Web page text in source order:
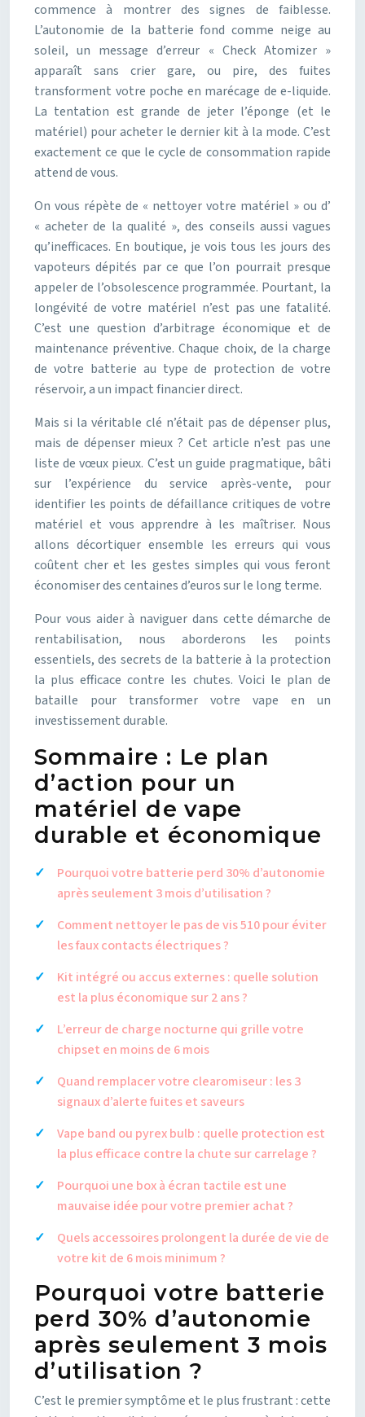
commence à montrer des signes de faiblesse.
L’autonomie de la batterie fond comme neige au
soleil, un message d’erreur « Check Atomizer »
apparaît sans crier gare, ou pire, des fuites
transforment votre poche en marécage de e-liquide.
La tentation est grande de jeter l’éponge (et le
matériel) pour acheter le dernier kit à la mode. C’est
exactement ce que le cycle de consommation rapide
attend de vous.
On vous répète de « nettoyer votre matériel » ou d’
« acheter de la qualité », des conseils aussi vagues
qu’inefficaces. En boutique, je vois tous les jours des
vapoteurs dépités par ce que l’on pourrait presque
appeler de l’obsolescence programmée. Pourtant, la
longévité de votre matériel n’est pas une fatalité.
C’est une question d’arbitrage économique et de
maintenance préventive. Chaque choix, de la charge
de votre batterie au type de protection de votre
réservoir, a un impact financier direct.
Mais si la véritable clé n’était pas de dépenser plus,
mais de dépenser mieux ? Cet article n’est pas une
liste de vœux pieux. C’est un guide pragmatique, bâti
sur l’expérience du service après-vente, pour
identifier les points de défaillance critiques de votre
matériel et vous apprendre à les maîtriser. Nous
allons décortiquer ensemble les erreurs qui vous
coûtent cher et les gestes simples qui vous feront
économiser des centaines d’euros sur le long terme.
Pour vous aider à naviguer dans cette démarche de
rentabilisation, nous aborderons les points
essentiels, des secrets de la batterie à la protection
la plus efficace contre les chutes. Voici le plan de
bataille pour transformer votre vape en un
investissement durable.
Sommaire : Le plan
d’action pour un
matériel de vape
durable et économique
Pourquoi votre batterie perd 30% d’autonomie
après seulement 3 mois d’utilisation ?
Comment nettoyer le pas de vis 510 pour éviter
les faux contacts électriques ?
Kit intégré ou accus externes : quelle solution
est la plus économique sur 2 ans ?
L’erreur de charge nocturne qui grille votre
chipset en moins de 6 mois
Quand remplacer votre clearomiseur : les 3
signaux d’alerte fuites et saveurs
Vape band ou pyrex bulb : quelle protection est
la plus efficace contre la chute sur carrelage ?
Pourquoi une box à écran tactile est une
mauvaise idée pour votre premier achat ?
Quels accessoires prolongent la durée de vie de
votre kit de 6 mois minimum ?
Pourquoi votre batterie
perd 30% d’autonomie
après seulement 3 mois
d’utilisation ?
C’est le premier symptôme et le plus frustrant : cette